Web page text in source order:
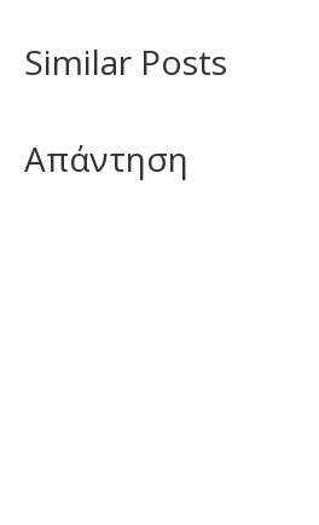
Similar Posts
Απάντηση